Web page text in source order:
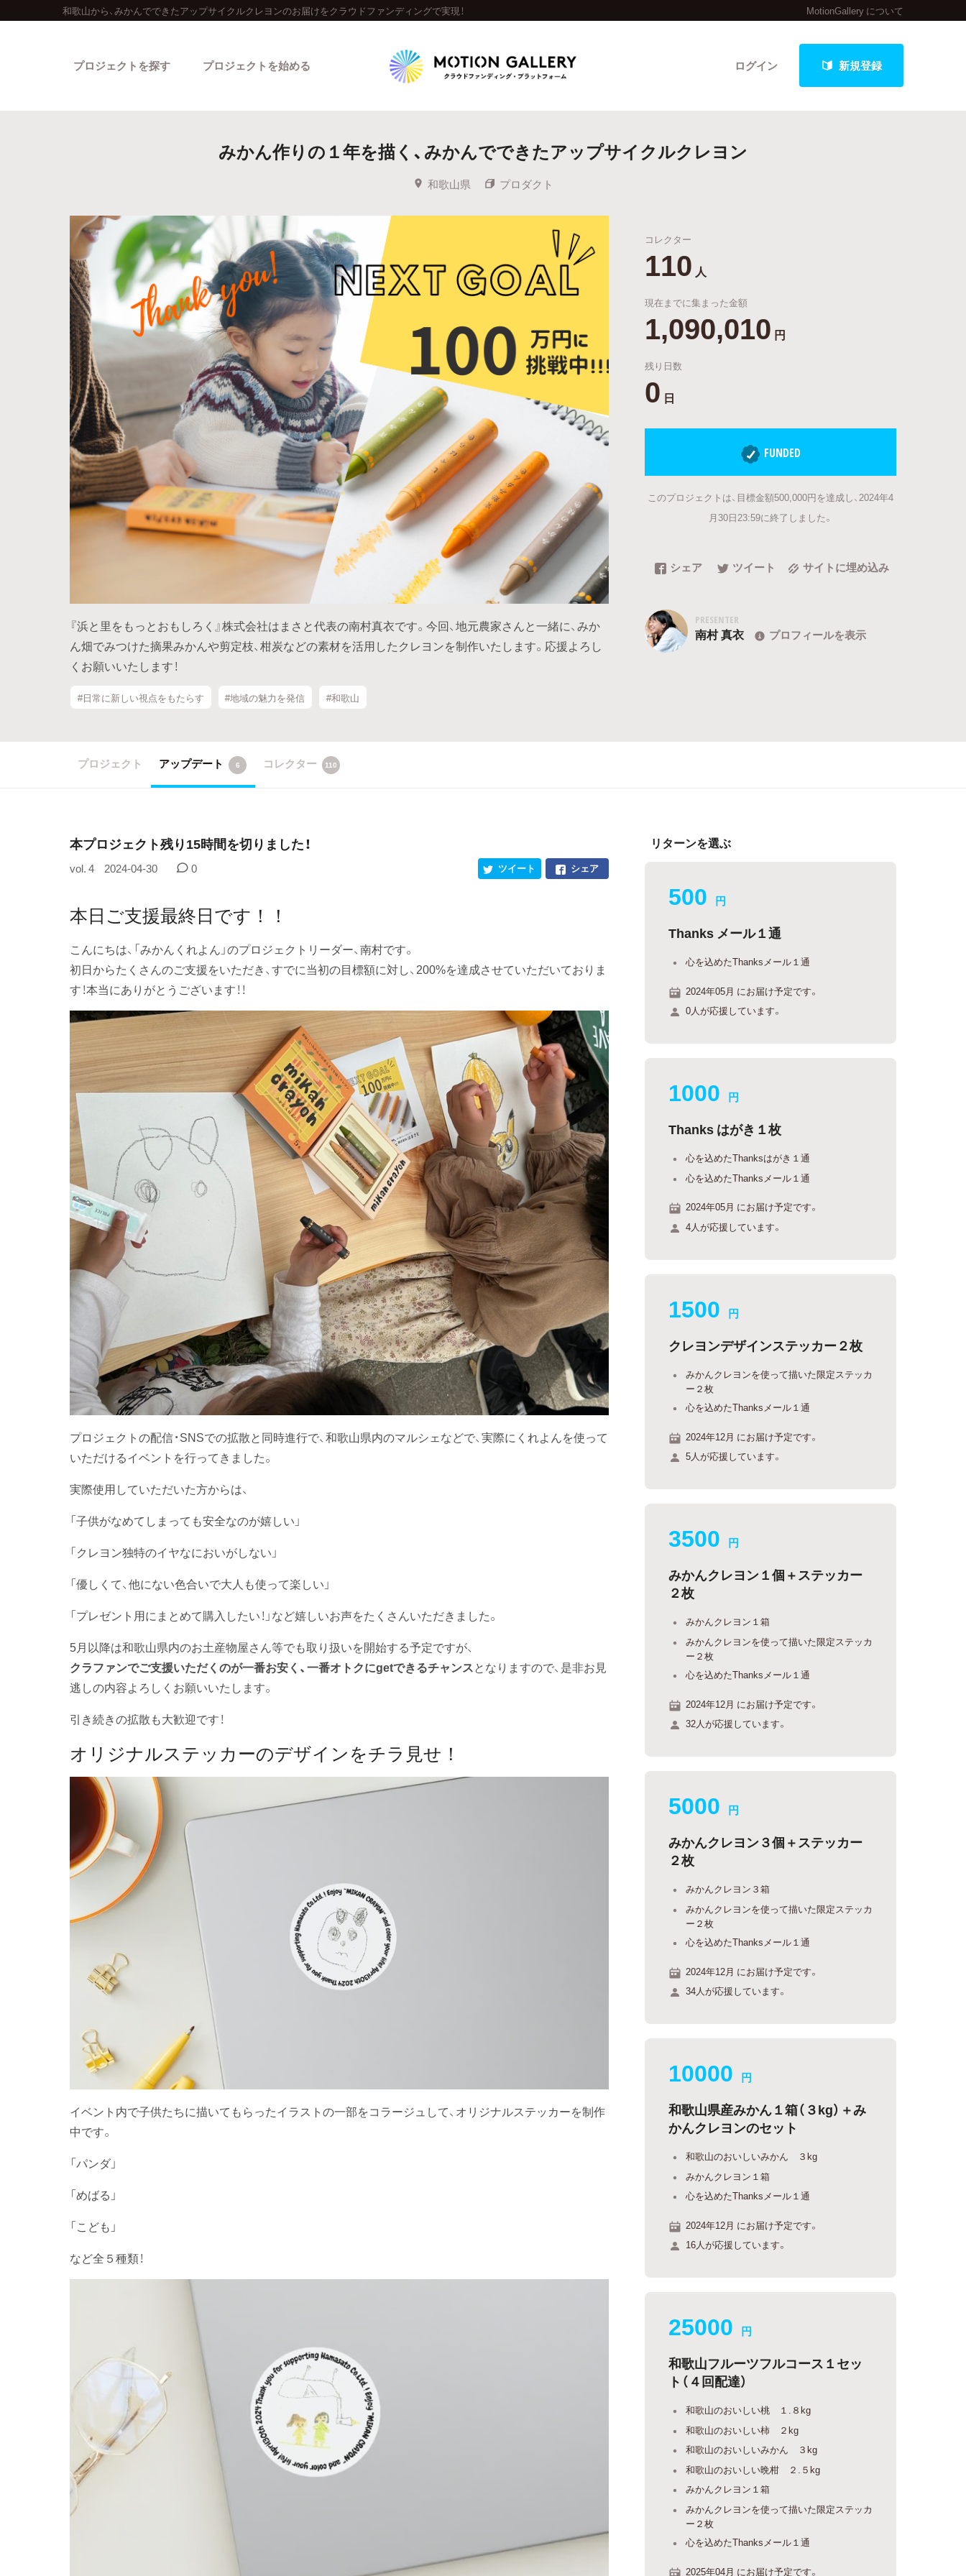
和歌山から、みかんでできたアップサイクルクレヨンのお届けをクラウドファンディングで実現！ MotionGallery について
ログイン 新規登録
プロジェクトを探す
人気のプロジェクト 新着プロジェクト 終了間近のプロジェクト
Feature
カテゴリーから探す タグから探す 特集から探す 最新進捗報告から探す
Legendary
最新達成プロジェクト
プロジェクトを始める
みかん作りの１年を描く、みかんでできたアップサイクルクレヨン
和歌山県 プロダクト
『浜と里をもっとおもしろく』株式会社はまさと代表の南村真衣です。今回、地元農家さんと一緒に、みか
ん畑でみつけた摘果みかんや剪定枝、柑炭などの素材を活用したクレヨンを制作いたします。応援よろし
くお願いいたします！
#日常に新しい視点をもたらす #地域の魅力を発信 #和歌山
コレクター
110 人
現在までに集まった金額
1,090,010 円
残り日数
0 日
FUNDED
このプロジェクトは、目標金額500,000円を達成し、2024年4
月30日23:59に終了しました。
シェア ツイート サイトに埋め込み
PRESENTER
南村 真衣 プロフィールを表示
プロジェクト アップデート 6 コレクター 110
本プロジェクト残り15時間を切りました！
vol. 4 2024-04-30 0 シェア
ツイート
本日ご支援最終日です！！
こんにちは、「みかんくれよん」のプロジェクトリーダー、南村です。
初日からたくさんのご支援をいただき、すでに当初の目標額に対し、200%を達成させていただいておりま
す！本当にありがとうございます！！
プロジェクトの配信・SNSでの拡散と同時進行で、和歌山県内のマルシェなどで、実際にくれよんを使って
いただけるイベントを行ってきました。
実際使用していただいた方からは、
「子供がなめてしまっても安全なのが嬉しい」
「クレヨン独特のイヤなにおいがしない」
「優しくて、他にない色合いで大人も使って楽しい」
「プレゼント用にまとめて購入したい！」など嬉しいお声をたくさんいただきました。
5月以降は和歌山県内のお土産物屋さん等でも取り扱いを開始する予定ですが、
クラファンでご支援いただくのが一番お安く、一番オトクにgetできるチャンスとなりますので、是非お見
逃しの内容よろしくお願いいたします。
引き続きの拡散も大歓迎です！
オリジナルステッカーのデザインをチラ見せ！
イベント内で子供たちに描いてもらったイラストの一部をコラージュして、オリジナルステッカーを制作
中です。
「パンダ」
「めばる」
「こども」
など全５種類！
リターンを選ぶ
500 円
Thanks メール１通
心を込めたThanksメール１通
2024年05月 にお届け予定です。
0人が応援しています。
1000 円
Thanks はがき１枚
心を込めたThanksはがき１通
心を込めたThanksメール１通
2024年05月 にお届け予定です。
4人が応援しています。
1500 円
クレヨンデザインステッカー２枚
みかんクレヨンを使って描いた限定ステッカ
ー２枚
心を込めたThanksメール１通
2024年12月 にお届け予定です。
5人が応援しています。
3500 円
みかんクレヨン１個＋ステッカー
２枚
みかんクレヨン１箱
みかんクレヨンを使って描いた限定ステッカ
ー２枚
心を込めたThanksメール１通
2024年12月 にお届け予定です。
32人が応援しています。
5000 円
みかんクレヨン３個＋ステッカー
２枚
みかんクレヨン３箱
みかんクレヨンを使って描いた限定ステッカ
ー２枚
心を込めたThanksメール１通
2024年12月 にお届け予定です。
34人が応援しています。
10000 円
和歌山県産みかん１箱（３kg）＋み
かんクレヨンのセット
和歌山のおいしいみかん ３kg
みかんクレヨン１箱
心を込めたThanksメール１通
2024年12月 にお届け予定です。
16人が応援しています。
25000 円
和歌山フルーツフルコース１セッ
ト（４回配達）
和歌山のおいしい桃 １.８kg
和歌山のおいしい柿 ２kg
和歌山のおいしいみかん ３kg
和歌山のおいしい晩柑 ２.５kg
みかんクレヨン１箱
みかんクレヨンを使って描いた限定ステッカ
ー２枚
心を込めたThanksメール１通
2025年04月 にお届け予定です。